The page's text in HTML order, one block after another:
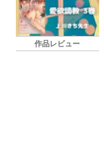
作品レビュー